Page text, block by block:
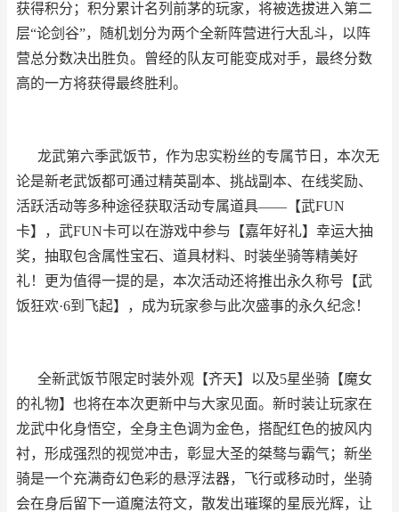
获得积分；积分累计名列前茅的玩家，将被选拔进入第二
层“论剑谷”，随机划分为两个全新阵营进行大乱斗，以阵
营总分数决出胜负。曾经的队友可能变成对手，最终分数
高的一方将获得最终胜利。
龙武第六季武饭节，作为忠实粉丝的专属节日，本次无
论是新老武饭都可通过精英副本、挑战副本、在线奖励、
活跃活动等多种途径获取活动专属道具——【武FUN
卡】，武FUN卡可以在游戏中参与【嘉年好礼】幸运大抽
奖，抽取包含属性宝石、道具材料、时装坐骑等精美好
礼！更为值得一提的是，本次活动还将推出永久称号【武
饭狂欢·6到飞起】，成为玩家参与此次盛事的永久纪念！
全新武饭节限定时装外观【齐天】以及5星坐骑【魔女
的礼物】也将在本次更新中与大家见面。新时装让玩家在
龙武中化身悟空，全身主色调为金色，搭配红色的披风内
衬，形成强烈的视觉冲击，彰显大圣的桀骜与霸气；新坐
骑是一个充满奇幻色彩的悬浮法器，飞行或移动时，坐骑
会在身后留下一道魔法符文，散发出璀璨的星辰光辉，让